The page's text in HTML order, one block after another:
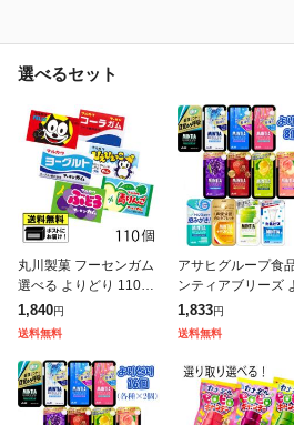
選べるセット
丸川製菓 フーセンガム
選べる よりどり 110個
(55個×2種類) お菓子 お
かし 駄菓子 ガム マル
カワ 風船ガム がむ
1,840円
送料無料
アサヒグループ食
ンティアブリーズ
どり8個 (送料無料)(
ストA)ミンティア/
る/ミンティアブリ
ポケット菓
1,833円
送料無料